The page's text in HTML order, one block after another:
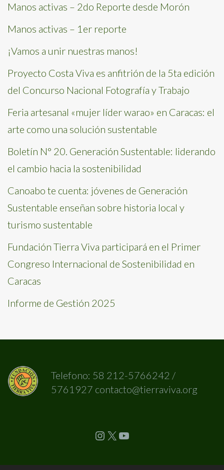
Manos activas – 2do Reporte desde Morón
Manos activas – 1er reporte
¡Vamos a unir nuestras manos!
Proyecto Costa Viva es anfitrión de la 5ta edición
del Concurso Nacional Fotografía y Trabajo
Feria artesanal «mujer líder warao» en Caracas: el
arte como una solución sustentable
Boletín N° 20. Generación Sustentable: liderando
el cambio hacia la sostenibilidad
Canoabo te cuenta: jóvenes de Generación
Sustentable enseñan sobre historia local y
turismo sustentable
Fundación Tierra Viva participará en el Primer
Congreso Internacional de Sostenibilidad en
Caracas
Informe de Gestión 2025
Telefono: 58 212-5766242 /
5761927 contacto@tierraviva.org
Instagram X YouTube